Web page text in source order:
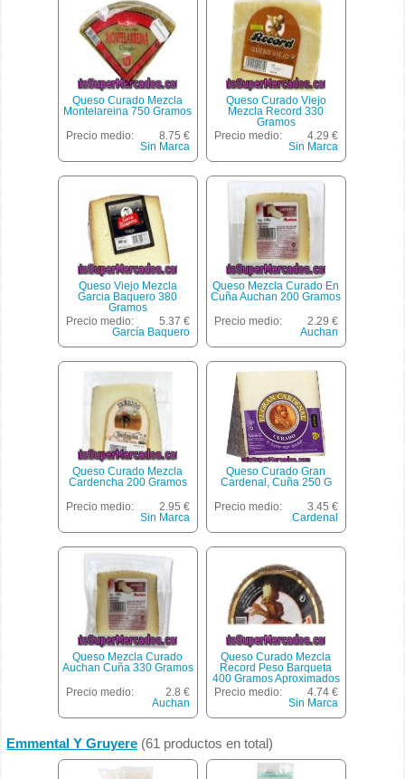
Queso Curado Mezcla
Montelareina 750 Gramos
Precio medio:
8.75 €
Sin Marca
Queso Curado Viejo
Mezcla Record 330
Gramos
Precio medio:
4.29 €
Sin Marca
Queso Viejo Mezcla
Garcia Baquero 380
Gramos
Precio medio:
5.37 €
García Baquero
Queso Mezcla Curado En
Cuña Auchan 200 Gramos
Precio medio:
2.29 €
Auchan
Queso Curado Mezcla
Cardencha 200 Gramos
Precio medio:
2.95 €
Sin Marca
Queso Curado Gran
Cardenal, Cuña 250 G
Precio medio:
3.45 €
Cardenal
Queso Mezcla Curado
Auchan Cuña 330 Gramos
Precio medio:
2.8 €
Auchan
Queso Curado Mezcla
Record Peso Barqueta
400 Gramos Aproximados
Precio medio:
4.74 €
Sin Marca
Emmental Y Gruyere (61 productos en total)